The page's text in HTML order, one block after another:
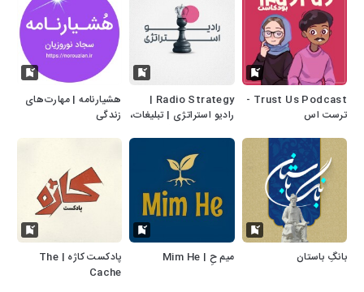
Trust Us Podcast -
ترست اس
Radio Strategy |
رادیو استراتژی | تبلیغات،
هشیارنامه | مهارت‌های
زندگی
بانگِ باستان میم حِ | Mim He
پادکست کاژه | The
Cache